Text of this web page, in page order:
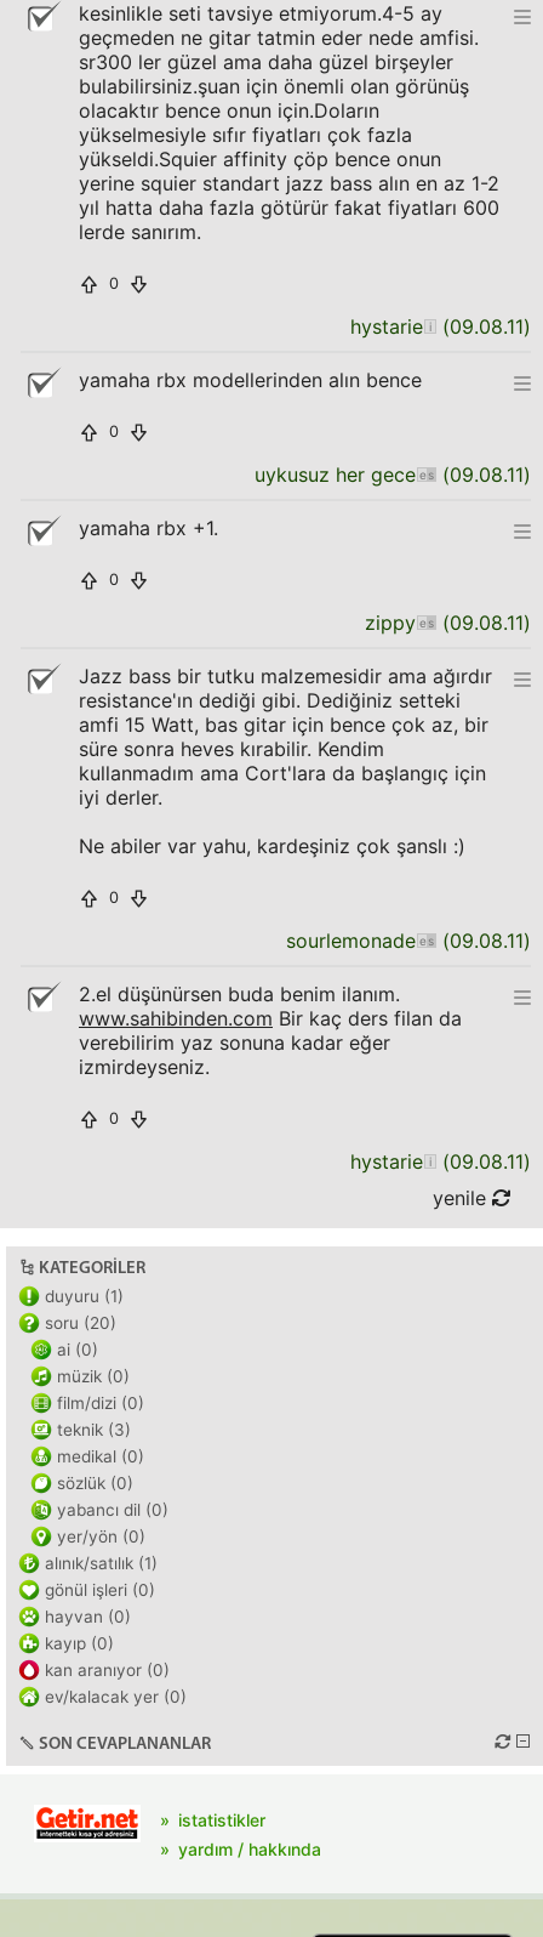
kesinlikle seti tavsiye etmiyorum.4-5 ay
geçmeden ne gitar tatmin eder nede amfisi.
sr300 ler güzel ama daha güzel birşeyler
bulabilirsiniz.şuan için önemli olan görünüş
olacaktır bence onun için.Doların
yükselmesiyle sıfır fiyatları çok fazla
yükseldi.Squier affinity çöp bence onun
yerine squier standart jazz bass alın en az 1-2
yıl hatta daha fazla götürür fakat fiyatları 600
lerde sanırım.
0
hystarie (09.08.11)
yamaha rbx modellerinden alın bence
0
uykusuz her gece (09.08.11)
yamaha rbx +1.
0
zippy (09.08.11)
Jazz bass bir tutku malzemesidir ama ağırdır
resistance'ın dediği gibi. Dediğiniz setteki
amfi 15 Watt, bas gitar için bence çok az, bir
süre sonra heves kırabilir. Kendim
kullanmadım ama Cort'lara da başlangıç için
iyi derler.
Ne abiler var yahu, kardeşiniz çok şanslı :)
0
sourlemonade (09.08.11)
2.el düşünürsen buda benim ilanım.
www.sahibinden.com Bir kaç ders filan da
verebilirim yaz sonuna kadar eğer
izmirdeyseniz.
0
hystarie (09.08.11)
yenile
KATEGORILER
duyuru (1)
soru (20)
ai (0)
müzik (0)
film/dizi (0)
teknik (3)
medikal (0)
sözlük (0)
yabancı dil (0)
yer/yön (0)
alınık/satılık (1)
gönül işleri (0)
hayvan (0)
kayıp (0)
kan aranıyor (0)
ev/kalacak yer (0)
SON CEVAPLANANLAR
istatistikler
yardım / hakkında